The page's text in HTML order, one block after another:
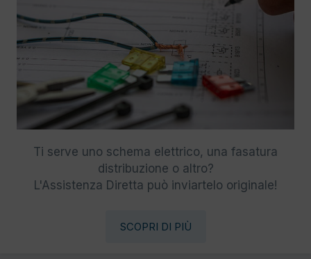
Ti serve uno schema elettrico, una fasatura
distribuzione o altro?
L'Assistenza Diretta può inviartelo originale!
SCOPRI DI PIÙ